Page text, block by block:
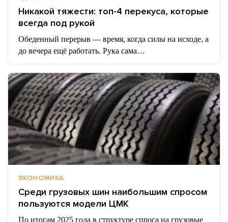
Никакой тяжести: топ-4 перекуса, которые
всегда под рукой
Обеденный перерыв — время, когда силы на исходе, а
до вечера ещё работать. Рука сама…
ЭКОНОМИКА
Среди грузовых шин наибольшим спросом
пользуются модели ЦМК
По итогам 2025 года в структуре спроса на грузовые